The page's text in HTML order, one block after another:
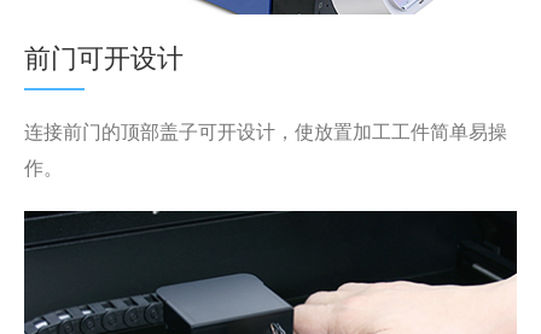
前门可开设计
连接前门的顶部盖子可开设计，使放置加工工件简单易操
作。